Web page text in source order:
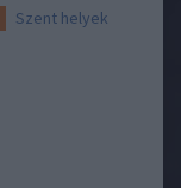
Szent helyek